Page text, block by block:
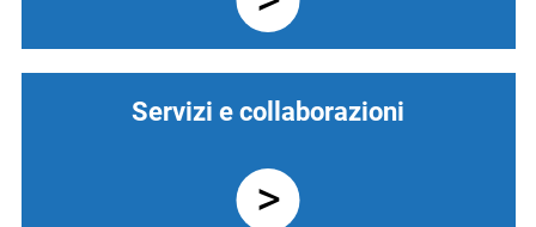
Servizi e collaborazioni